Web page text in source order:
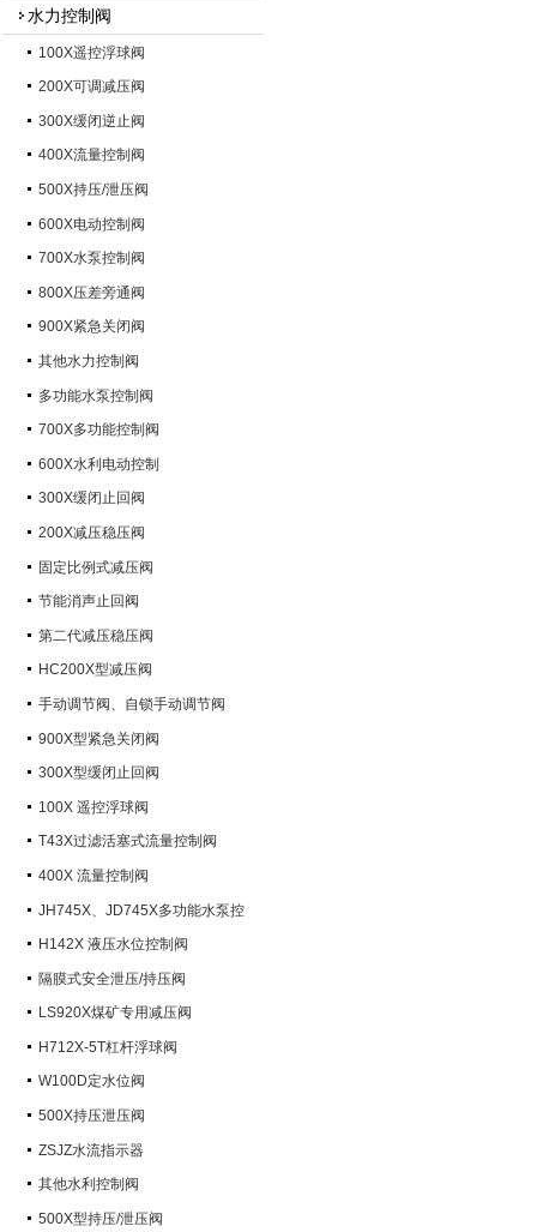
水力控制阀
100X遥控浮球阀
200X可调减压阀
300X缓闭逆止阀
400X流量控制阀
500X持压/泄压阀
600X电动控制阀
700X水泵控制阀
800X压差旁通阀
900X紧急关闭阀
其他水力控制阀
多功能水泵控制阀
700X多功能控制阀
600X水利电动控制
300X缓闭止回阀
200X减压稳压阀
固定比例式减压阀
节能消声止回阀
第二代减压稳压阀
HC200X型减压阀
手动调节阀、自锁手动调节阀
900X型紧急关闭阀
300X型缓闭止回阀
100X 遥控浮球阀
T43X过滤活塞式流量控制阀
400X 流量控制阀
JH745X、JD745X多功能水泵控
制阀H142X 液压水位控制阀
隔膜式安全泄压/持压阀
LS920X煤矿专用减压阀
H712X-5T杠杆浮球阀
W100D定水位阀
500X持压泄压阀
ZSJZ水流指示器
其他水利控制阀
500X型持压/泄压阀